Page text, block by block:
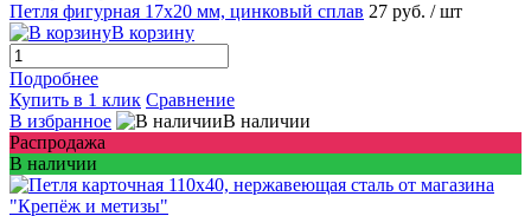
Петля фигурная 17х20 мм, цинковый сплав 27 руб. / шт
В корзину
Подробнее
Купить в 1 клик Сравнение
В избранное
В наличии
Распродажа
В наличии